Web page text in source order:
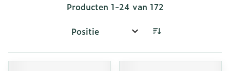
Producten 1-24 van 172
Sorteer op: